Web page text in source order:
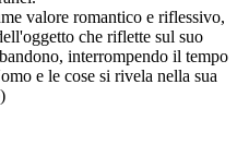
valore romantico e riflessivo,
che riflette sul suo
interrompendo il tempo
e le cose si rivela nella sua
)